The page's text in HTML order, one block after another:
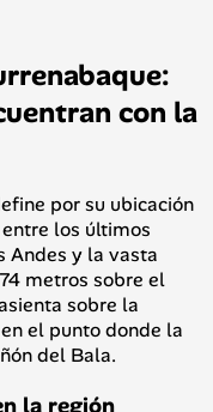
con la
por su ubicación
los últimos
Andes y la vasta
metros sobre el
sobre la
el punto donde la
del Bala.
la región